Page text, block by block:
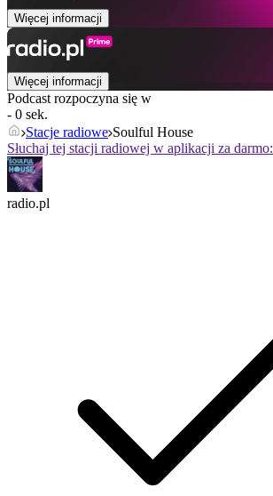
Więcej informacji
Więcej informacji
Podcast rozpoczyna się w
- 0 sek.
Stacje radiowe Soulful House
Słuchaj tej stacji radiowej w aplikacji za darmo:
radio.pl